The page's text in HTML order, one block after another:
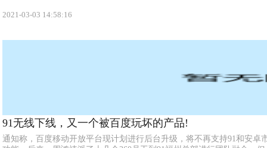
2021-03-03 14:58:16
91无线下线，又一个被百度玩坏的产品!
通知称，百度移动开放平台现计划进行后台升级，将不再支持91和安卓